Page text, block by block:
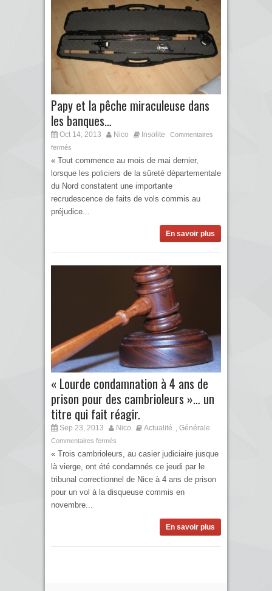
Papy et la pêche miraculeuse dans
les banques…
Oct 14, 2013 Nico Insolite
Commentaires
fermés
« Tout commence au mois de mai dernier,
lorsque les policiers de la sûreté départementale
du Nord constatent une importante
recrudescence de faits de vols commis au
préjudice...
En savoir plus
« Lourde condamnation à 4 ans de
prison pour des cambrioleurs »… un
titre qui fait réagir.
Sep 23, 2013 Nico Actualité Générale
Commentaires fermés
« Trois cambrioleurs, au casier judiciaire jusque
là vierge, ont été condamnés ce jeudi par le
tribunal correctionnel de Nice à 4 ans de prison
pour un vol à la disqueuse commis en
novembre...
En savoir plus